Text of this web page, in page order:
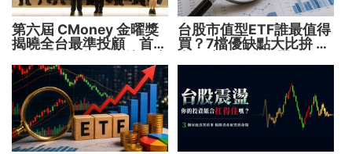
第六屆 CMoney 金曜獎
揭曉全台最準投顧 首度
用 助攻投顧、投信打造
下一代
台股市值型ETF誰最值得
買？7檔優缺點大比拚 找